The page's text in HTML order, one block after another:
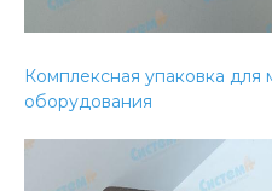
Комплексная упаковка для
оборудования